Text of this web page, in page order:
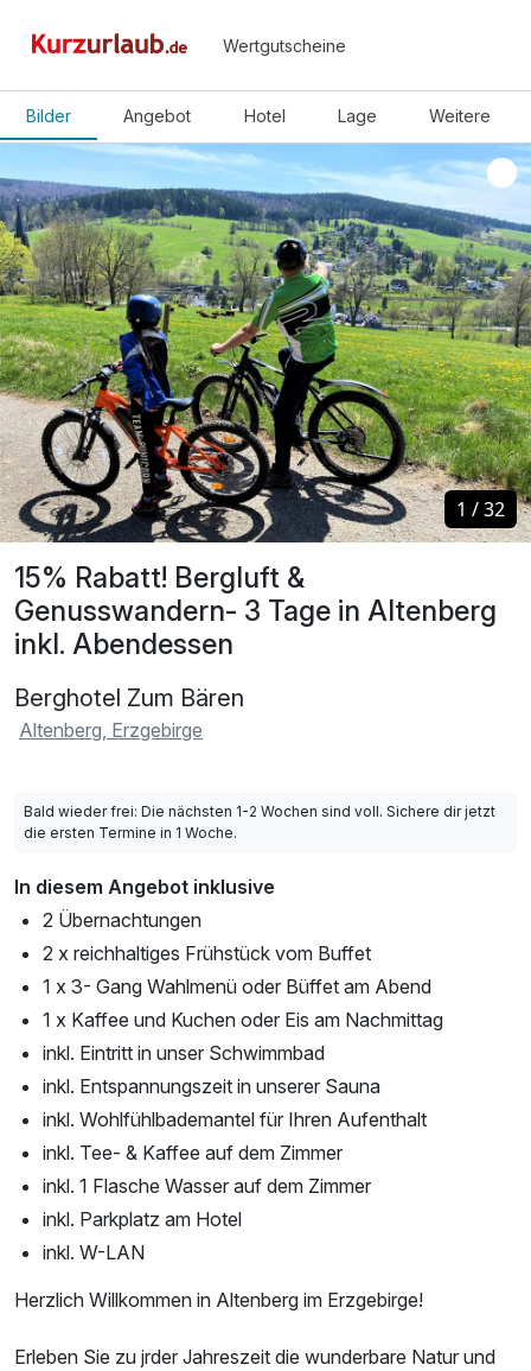
Wertgutscheine
Bilder Angebot Hotel Lage Weitere
15% Rabatt! Bergluft &
Genusswandern- 3 Tage in Altenberg
inkl. Abendessen
Berghotel Zum Bären
Altenberg, Erzgebirge
1 /32
1 /32
Bald wieder frei: Die nächsten 1-2 Wochen sind voll. Sichere dir jetzt
die ersten Termine in 1 Woche.
In diesem Angebot inklusive
2 Übernachtungen
2 x reichhaltiges Frühstück vom Buffet
1 x 3- Gang Wahlmenü oder Büffet am Abend
1 x Kaffee und Kuchen oder Eis am Nachmittag
inkl. Eintritt in unser Schwimmbad
inkl. Entspannungszeit in unserer Sauna
inkl. Wohlfühlbademantel für Ihren Aufenthalt
inkl. Tee- & Kaffee auf dem Zimmer
inkl. 1 Flasche Wasser auf dem Zimmer
inkl. Parkplatz am Hotel
inkl. W-LAN
Herzlich Willkommen in Altenberg im Erzgebirge!
Erleben Sie zu jrder Jahreszeit die wunderbare Natur und